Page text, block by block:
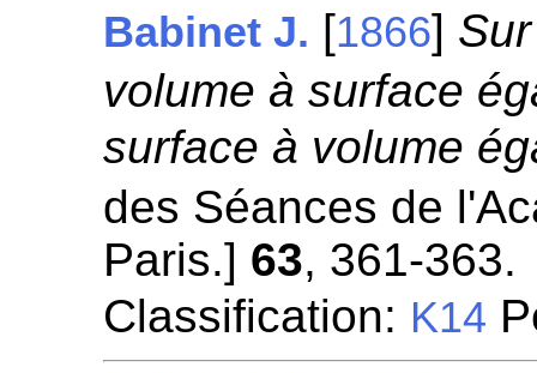
Babinet J. [1866]
volume à surface
surface à volume
des Séances de
Paris.] 63, 361-363.
Classification: K14